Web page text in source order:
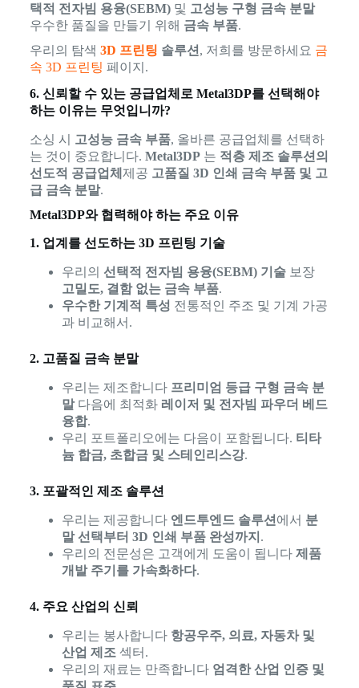
택적 전자빔 용융(SEBM)및 고성능 구형 금속 분말
우수한 품질을 만들기 위해 금속 부품.
우리의 탐색 3D 프린팅 솔루션 , 저희를 방문하세요 금
속 3D 프린팅 페이지.
6. 신뢰할 수 있는 공급업체로 Metal3DP를 선택해야
하는 이유는 무엇입니까?
소싱 시 고성능 금속 부품, 올바른 공급업체를 선택하
는 것이 중요합니다. Metal3DP는 적층 제조 솔루션의
선도적 공급업체 제공 고품질 3D 인쇄 금속 부품 및 고
급 금속 분말.
Metal3DP와 협력해야 하는 주요 이유
1. 업계를 선도하는 3D 프린팅 기술
우리의 선택적 전자빔 용융(SEBM) 기술보장
고밀도, 결함 없는 금속 부품.
우수한 기계적 특성 전통적인 주조 및 기계 가공
과 비교해서.
2. 고품질 금속 분말
우리는 제조합니다 프리미엄 등급 구형 금속 분
말다음에 최적화 레이저 및 전자빔 파우더 베드
융합.
우리 포트폴리오에는 다음이 포함됩니다. 티타
늄 합금, 초합금 및 스테인리스강.
3. 포괄적인 제조 솔루션
우리는 제공합니다 엔드투엔드 솔루션 에서 분
말 선택부터 3D 인쇄 부품 완성까지 .
우리의 전문성은 고객에게 도움이 됩니다 제품
개발 주기를 가속화하다.
4. 주요 산업의 신뢰
우리는 봉사합니다 항공우주, 의료, 자동차 및
산업 제조 섹터.
우리의 재료는 만족합니다 엄격한 산업 인증 및